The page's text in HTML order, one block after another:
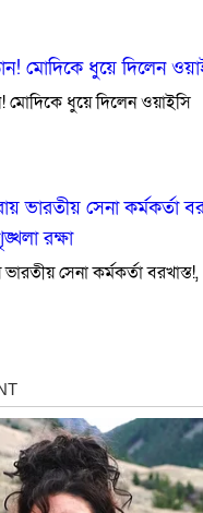
মোদিকে ধুয়ে দিলেন ওয়াইসি
সেনা কর্মকর্তা